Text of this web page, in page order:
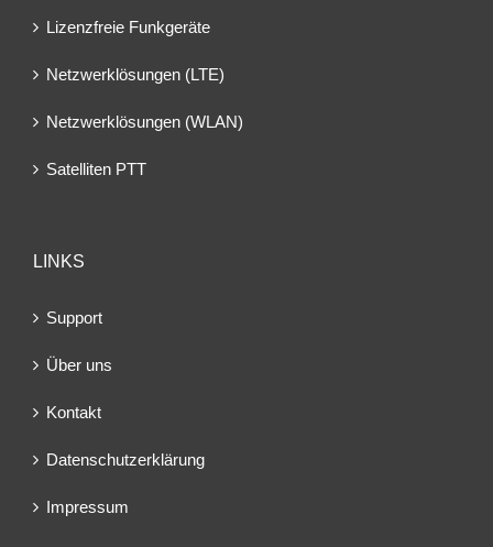
Lizenzfreie Funkgeräte
Netzwerklösungen (LTE)
Netzwerklösungen (WLAN)
Satelliten PTT
LINKS
Support
Über uns
Kontakt
Datenschutzerklärung
Impressum